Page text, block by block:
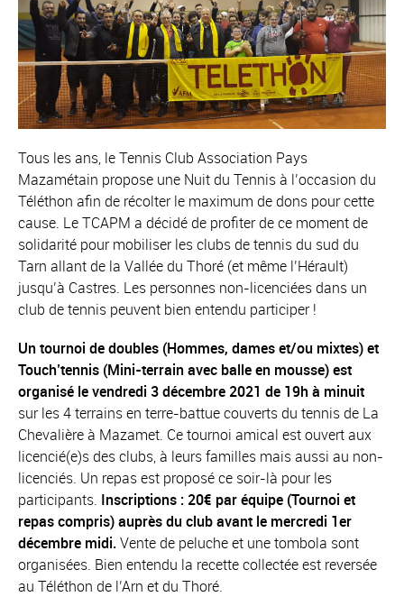
Tous les ans, le Tennis Club Association Pays
Mazamétain propose une Nuit du Tennis à l’occasion du
Téléthon afin de récolter le maximum de dons pour cette
cause. Le TCAPM a décidé de profiter de ce moment de
solidarité pour mobiliser les clubs de tennis du sud du
Tarn allant de la Vallée du Thoré (et même l’Hérault)
jusqu’à Castres. Les personnes non-licenciées dans un
club de tennis peuvent bien entendu participer !
Un tournoi de doubles (Hommes, dames et/ou mixtes) et
Touch’tennis (Mini-terrain avec balle en mousse) est
organisé le vendredi 3 décembre 2021 de 19h à minuit
sur les 4 terrains en terre-battue couverts du tennis de La
Chevalière à Mazamet. Ce tournoi amical est ouvert aux
licencié(e)s des clubs, à leurs familles mais aussi au non-
licenciés. Un repas est proposé ce soir-là pour les
participants. Inscriptions : 20€ par équipe (Tournoi et
repas compris) auprès du club avant le mercredi 1er
décembre midi.Vente de peluche et une tombola sont
organisées. Bien entendu la recette collectée est reversée
au Téléthon de l’Arn et du Thoré.